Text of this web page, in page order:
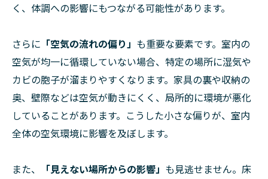
く、体調への影響にもつながる可能性があります。
さらに 「空気の流れの偏り」 も重要な要素です。室内の
空気が均一に循環していない場合、特定の場所に湿気や
カビの胞子が溜まりやすくなります。家具の裏や収納の
奥、壁際などは空気が動きにくく、局所的に環境が悪化
していることがあります。こうした小さな偏りが、室内
全体の空気環境に影響を及ぼします。
また、 「見えない場所からの影響」 も見逃せません。床